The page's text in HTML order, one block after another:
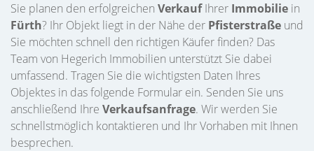
Sie planen den erfolgreichen VerkaufIhrer Immobilie in
Fürth? Ihr Objekt liegt in der Nähe der Pfisterstraße und
Sie möchten schnell den richtigen Käufer finden? Das
Team von Hegerich Immobilien unterstützt Sie dabei
umfassend. Tragen Sie die wichtigsten Daten Ihres
Objektes in das folgende Formular ein. Senden Sie uns
anschließend Ihre Verkaufsanfrage. Wir werden Sie
schnellstmöglich kontaktieren und Ihr Vorhaben mit Ihnen
besprechen.